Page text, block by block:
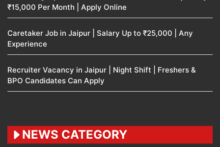
₹15,000 Per Month | Apply Online
Caretaker Job in Jaipur | Salary Up to ₹25,000 | Any
Experience
Recruiter Vacancy in Jaipur | Night Shift | Freshers &
BPO Candidates Can Apply
NEWS CATEGORY